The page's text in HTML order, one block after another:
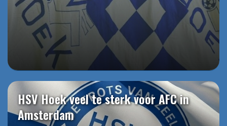
HSV Hoek veel te sterk voor AFC in
Amsterdam